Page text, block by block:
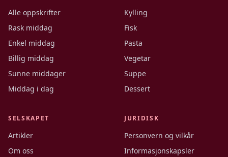
Alle oppskrifter
Rask middag
Enkel middag
Billig middag
Sunne middager
Middag i dag
Kylling
Fisk
Pasta
Vegetar
Suppe
Dessert
SELSKAPET
Artikler
Om oss
JURIDISK
Personvern og vilkår
Informasjonskapsler